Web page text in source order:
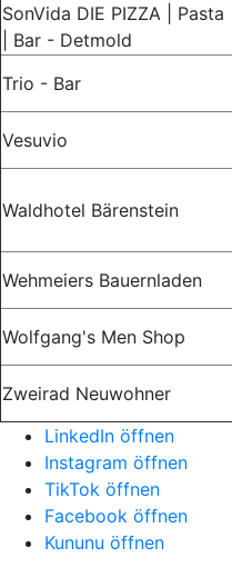
SonVida DIE PIZZA | Pasta
| Bar - Detmold
Trio - Bar
Vesuvio
Waldhotel Bärenstein
Wehmeiers Bauernladen
Wolfgang's Men Shop
Zweirad Neuwohner
LinkedIn öffnen
Instagram öffnen
TikTok öffnen
Facebook öffnen
Kununu öffnen